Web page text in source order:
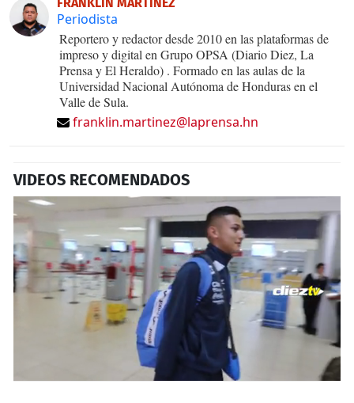
Periodista
Reportero y redactor desde 2010 en las plataformas de
impreso y digital en Grupo OPSA (Diario Diez, La
Prensa y El Heraldo) . Formado en las aulas de la
Universidad Nacional Autónoma de Honduras en el
Valle de Sula.
franklin.martinez@laprensa.hn
VIDEOS RECOMENDADOS